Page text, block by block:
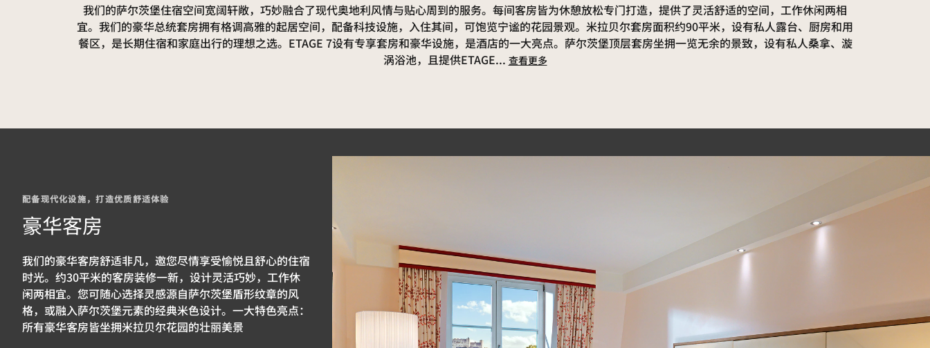
我们的萨尔茨堡住宿空间宽阔轩敞，巧妙融合了现代奥地利风情与贴心周到的服务。每间客房皆为休憩放松专门打造，提供了灵活舒适的空间，工作休闲两相
宜。我们的豪华总统套房拥有格调高雅的起居空间，配备科技设施，入住其间，可饱览宁谧的花园景观。米拉贝尔套房面积约90平米，设有私人露台、厨房和用
餐区，是长期住宿和家庭出行的理想之选。ETAGE 7设有专享套房和豪华设施，是酒店的一大亮点。萨尔茨堡顶层套房坐拥一览无余的景致，设有私人桑拿、漩
涡浴池，且提供ETAGE... 查看更多
配备现代化设施，打造优质舒适体验
豪华客房
我们的豪华客房舒适非凡，邀您尽情享受愉悦且舒心的住宿
时光。约30平米的客房装修一新，设计灵活巧妙，工作休
闲两相宜。您可随心选择灵感源自萨尔茨堡盾形纹章的风
格，或融入萨尔茨堡元素的经典米色设计。一大特色亮点：
所有豪华客房皆坐拥米拉贝尔花园的壮丽美景